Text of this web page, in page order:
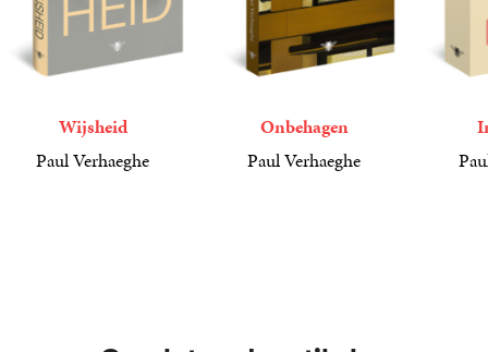
Wijsheid
Paul Verhaeghe
Onbehagen
Paul Verhaeghe